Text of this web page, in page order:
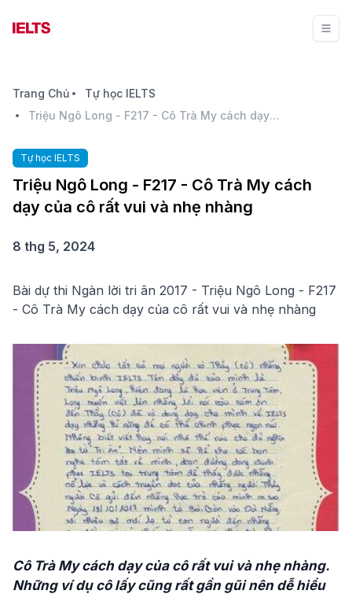
Trang Chủ
Tự học IELTS
Triệu Ngô Long - F217 - Cô Trà My cách dạy của cô rất vui và nhẹ nhàng
Tự học IELTS
Triệu Ngô Long - F217 - Cô Trà My cách
dạy của cô rất vui và nhẹ nhàng
8 thg 5, 2024
Bài dự thi Ngàn lời tri ân 2017 - Triệu Ngô Long - F217
- Cô Trà My cách dạy của cô rất vui và nhẹ nhàng
Cô Trà My cách dạy của cô rất vui và nhẹ nhàng.
Những ví dụ cô lấy cũng rất gần gũi nên dễ hiểu